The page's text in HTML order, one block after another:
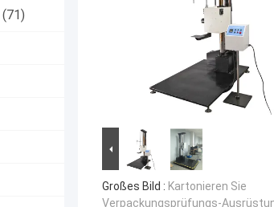
(71)
Großes Bild : Kartonieren Sie
Verpackungsprüfungs-